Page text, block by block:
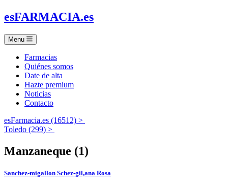
esFARMACIA.es
Menu
Farmacias
Quiénes somos
Date de alta
Hazte premium
Noticias
Contacto
esFarmacia.es (16512) >
Toledo (299) >
Manzaneque (1)
Sanchez-migallon Schez-gil,ana Rosa